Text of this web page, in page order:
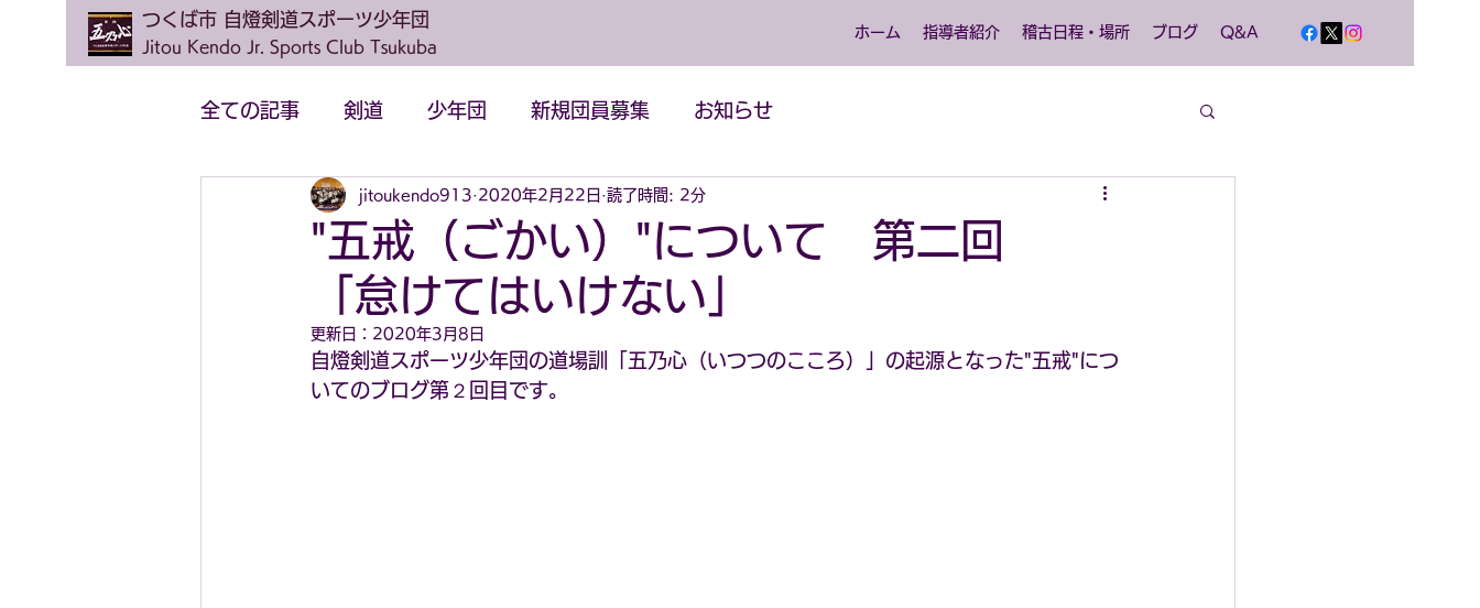
つくば市 自燈剣道スポーツ少年団
Jitou Kendo Jr. Sports Club Tsukuba
ホーム 指導者紹介 稽古日程・場所 ブログ Q&A
全ての記事 剣道 少年団 新規団員募集 お知らせ
"五戒（ごかい）"について 第二回
「怠けてはいけない」
jitoukendo913 2020年2月22日 読了時間: 2分
更新日： 2020年3月8日
自燈剣道スポーツ少年団の道場訓「五乃心（いつつのこころ）」の起源となった"五戒"につ
いてのブログ第２回目です。